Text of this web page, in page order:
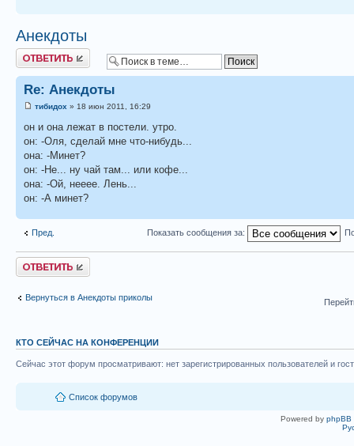
Анекдоты
Ответить
Re: Анекдоты
тибидох » 18 июн 2011, 16:29
он и она лежат в постели. утро.
он: -Оля, сделай мне что-нибудь...
она: -Минет?
он: -Не... ну чай там... или кофе...
она: -Ой, нееее. Лень...
он: -А минет?
Пред. Показать сообщения за:
Ответить
Вернуться в Анекдоты приколы
КТО СЕЙЧАС НА КОНФЕРЕНЦИИ
Сейчас этот форум просматривают: нет зарегистрированных пользователей и
Список форумов
Powered by phpBB